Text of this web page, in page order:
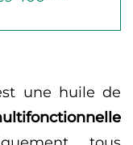
une huile de